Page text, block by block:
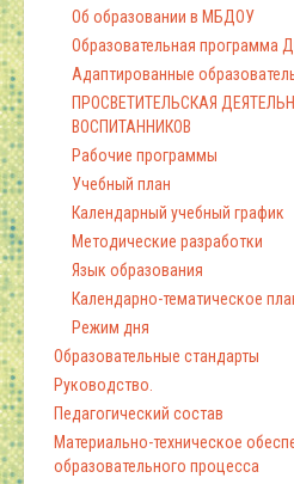
Об образовании в МБДОУ
Образовательная программа
Адаптированные
ПРОСВЕТИТЕЛЬСКАЯ
ВОСПИТАННИКОВ
Рабочие программы
Учебный план
Календарный учебный график
Методические разработки
Язык образования
Календарно-тематическое
Режим дня
Образовательные стандарты
Руководство.
Педагогический состав
Материально-техническое
образовательного процесса